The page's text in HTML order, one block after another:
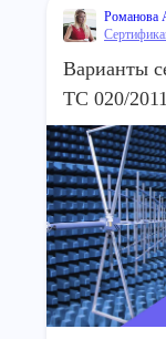
Романова
Варианты
ТС 020/2011